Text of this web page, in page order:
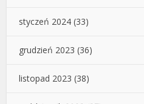
styczeń 2024 (33)
grudzień 2023 (36)
listopad 2023 (38)